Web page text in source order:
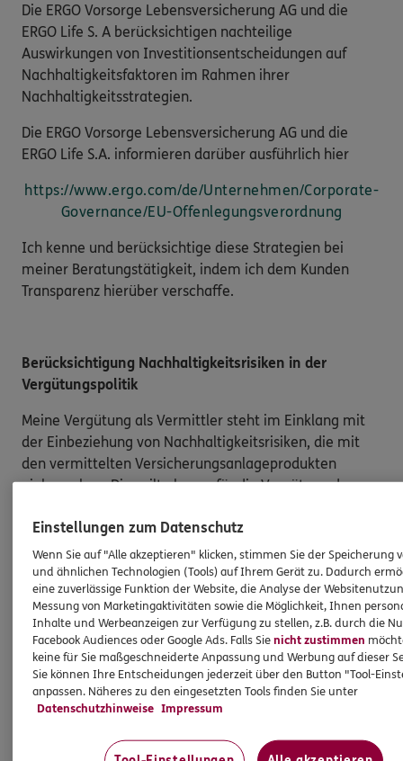
Die ERGO Vorsorge Lebensversicherung AG und die
ERGO Life S. A berücksichtigen nachteilige
Auswirkungen von Investitionsentscheidungen auf
Nachhaltigkeitsfaktoren im Rahmen ihrer
Nachhaltigkeitsstrategien.
Die ERGO Vorsorge Lebensversicherung AG und die
ERGO Life S.A. informieren darüber ausführlich hier
https://www.ergo.com/de/Unternehmen/Corporate-
Governance/EU-Offenlegungsverordnung
Ich kenne und berücksichtige diese Strategien bei
meiner Beratungstätigkeit, indem ich dem Kunden
Transparenz hierüber verschaffe.
Berücksichtigung Nachhaltigkeitsrisiken in der
Vergütungspolitik
Meine Vergütung als Vermittler steht im Einklang mit
der Einbeziehung von Nachhaltigkeitsrisiken, die mit
den vermittelten Versicherungsanlageprodukten
einhergehen. Dies gilt ebenso für die Vergütung der
die Agentur tätige Personen. Die Berücksichtigung von
Nachhaltigkeitsrisiken hat insbesondere keinen Einfluss
darauf, ob ich für die Vermittlung eines
Versicherungsanlageproduktes eine Vergütung erhalte
oder darauf, wie hoch diese Vergütung ausfällt.
Gleiches gilt für die Vergütung von Mitarbeitern
und/oder sonstigen für die Agentur tätigen Personen.
Einstellungen zum Datenschutz
Wenn Sie auf "Alle akzeptieren" klicken, stimmen Sie der Speicherung
und ähnlichen Technologien (Tools) auf Ihrem Gerät zu. Dadurch
eine zuverlässige Funktion der Website, die Analyse der
Messung von Marketingaktivitäten sowie die Möglichkeit, Ihnen
Inhalte und Werbeanzeigen zur Verfügung zu stellen, z.B. durch die
Facebook Audiences oder Google Ads. Falls Sienicht zustimmen
keine für Sie maßgeschneiderte Anpassung und Werbung auf dieser
Sie können Ihre Entscheidungen jederzeit über den Button "Tool-
anpassen. Näheres zu den eingesetzten Tools finden Sie unter
Datenschutzhinweise Impressum